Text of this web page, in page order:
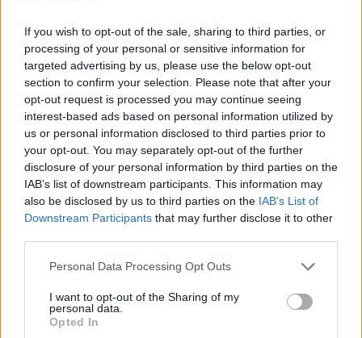
If you wish to opt-out of the sale, sharing to third parties, or
processing of your personal or sensitive information for
targeted advertising by us, please use the below opt-out
section to confirm your selection. Please note that after your
opt-out request is processed you may continue seeing
interest-based ads based on personal information utilized by
us or personal information disclosed to third parties prior to
your opt-out. You may separately opt-out of the further
disclosure of your personal information by third parties on the
IAB’s list of downstream participants. This information may
also be disclosed by us to third parties on the IAB’s List of
Downstream Participants that may further disclose it to other
Please note that this website/app uses one or more Google
not limited to your visit or usage behaviour. You may click to
grant or deny consent to Google and its third-party tags to
use your data for below specified purposes in below Google
Personal Data Processing Opt Outs
I want to opt-out of the Sharing of my
personal data.
Opted In
ΕΚΔΗΛΩΣΕΙΣ
2ο Ποντιακό Πανοΰρ από τον Σύλλογο Ποντίων Λαυρίου «Ο